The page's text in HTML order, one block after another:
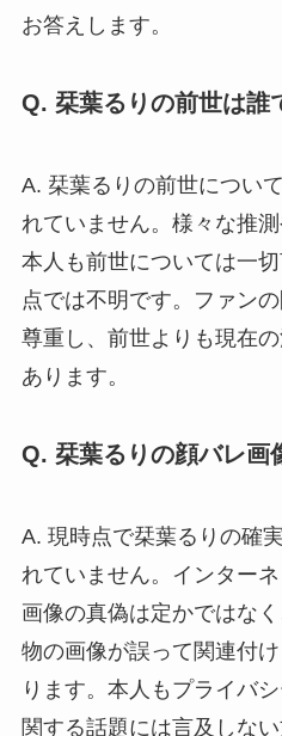
お答えします。
Q. 栞葉るりの前世は誰
A. 栞葉るりの前世につい
れていません。様々な推測
本人も前世については一
点では不明です。ファン
尊重し、前世よりも現在
あります。
Q. 栞葉るりの顔バレ画
A. 現時点で栞葉るりの確
れていません。インター
画像の真偽は定かではな
物の画像が誤って関連付
ります。本人もプライバ
関する話題には言及しな